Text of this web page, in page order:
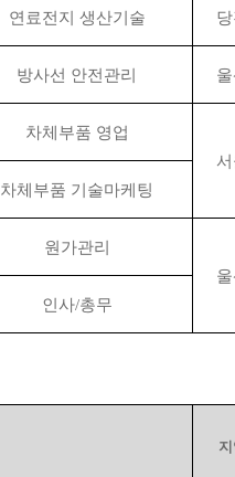
연료전지 생산기술 당
방사선 안전관리
차체부품 영업
차체부품 기술마케팅
원가관리
인사/총무
지